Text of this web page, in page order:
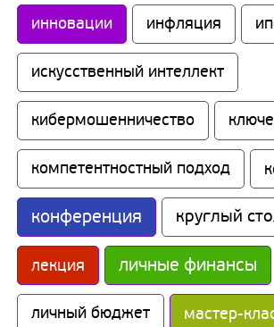
инновации инфляция
искусственный интеллект
кибермошенничество
компетентностный подход
конференция круглый
лекция личные финансы
личный бюджет мастер-